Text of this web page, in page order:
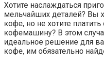
Хотите наслаждаться
мельчайших деталей? Вы
кофе, но не хотите
кофемашину? В этом
идеальное решение для
кофе, им обязательно